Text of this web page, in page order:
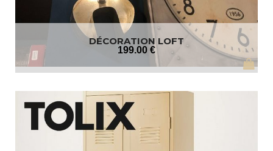
DÉCORATION LOFT
199.00 €